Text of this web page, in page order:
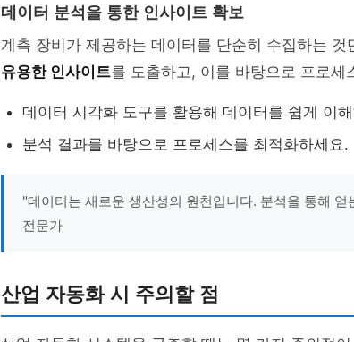
데이터 분석을 통한 인사이트 확보
계측 장비가 제공하는 데이터를 단순히 수집하는
유용한 인사이트를 도출하고, 이를 바탕으로 프로세
데이터 시각화 도구를 활용해 데이터를 쉽게 이
분석 결과를 바탕으로 프로세스를 최적화하세요.
"데이터는 새로운 생산성의 원천입니다. 분석을 통해
전문가
산업 자동화 시 주의할 점